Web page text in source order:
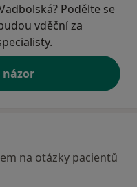
Podělte se
vděční za
názor
na otázky pacientů